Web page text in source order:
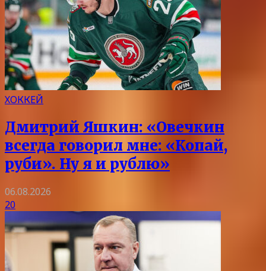
ХОККЕЙ
Дмитрий Яшкин: «Овечкин
всегда говорил мне: «Копай,
руби». Ну я и рублю»
06.08.2026
20